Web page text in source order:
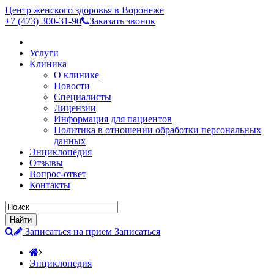
Центр женского здоровья в Воронеже
+7 (473) 300-31-90 Заказать звонок
Услуги
Клиника
О клинике
Новости
Специалисты
Лицензии
Информация для пациентов
Политика в отношении обработки персональных
данных
Энциклопедия
Отзывы
Вопрос-ответ
Контакты
Записаться на прием Записаться
Энциклопедия